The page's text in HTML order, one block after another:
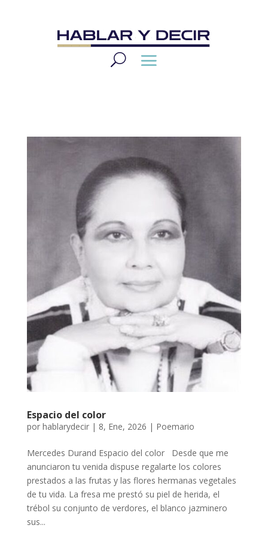
Espacio del color
por hablarydecir| 8, Ene, 2026 | Poemario
Mercedes Durand Espacio del color Desde que me
anunciaron tu venida dispuse regalarte los colores
prestados a las frutas y las flores hermanas vegetales
de tu vida. La fresa me prestó su piel de herida, el
trébol su conjunto de verdores, el blanco jazminero
sus...